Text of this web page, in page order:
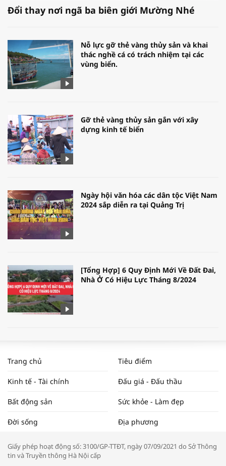
Đổi thay nơi ngã ba biên giới Mường Nhé
Nỗ lực gỡ thẻ vàng thủy sản và khai
thác nghề cá có trách nhiệm tại các
vùng biển.
Gỡ thẻ vàng thủy sản gắn với xây
dựng kinh tế biển
Ngày hội văn hóa các dân tộc Việt Nam
2024 sắp diễn ra tại Quảng Trị
[Tổng Hợp] 6 Quy Định Mới Về Đất Đai,
Nhà Ở Có Hiệu Lực Tháng 8/2024
NAM NĂM 2024 VÀ NĂM 2025 | NHỊP
ĐẬP THỊ TRƯỜNG #62
Tọa đàm “Xúc tiến thương mại: Khơi
Trang chủ Tiêu điểm
Kinh tế - Tài chính Đấu giá - Đấu thầu
Bất động sản Sức khỏe - Làm đẹp
Đời sống Địa phương
Giấy phép hoạt động số: 3100/GP-TTĐT, ngày 07/09/2021 do Sở Thông
tin và Truyền thông Hà Nội cấp